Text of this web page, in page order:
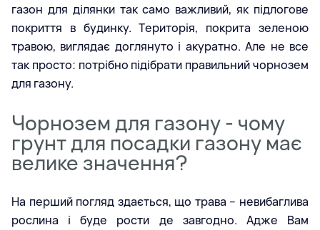
газон для ділянки так само важливий, як підлогове
покриття в будинку. Територія, покрита зеленою
травою, виглядає доглянуто і акуратно. Але не все
так просто: потрібно підібрати правильний чорнозем
для газону.
Чорнозем для газону - чому
грунт для посадки газону має
велике значення?
На перший погляд здається, що трава – невибаглива
рослина і буде рости де завгодно. Адже Вам